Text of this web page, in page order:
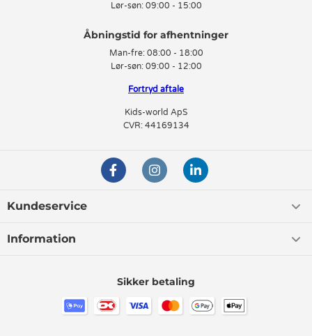
Lør-søn: 09:00 - 15:00
Man-fre: 08:00 - 18:00
Lør-søn: 09:00 - 12:00
Fortryd aftale
Kids-world ApS
CVR: 44169134
Kundeservice
Information
Sikker betaling